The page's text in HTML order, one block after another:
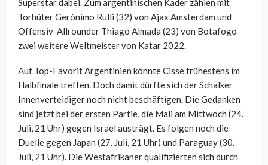
Superstar dabei. Zum argentinischen Kader zählen mit
Torhüter Gerónimo Rulli (32) von Ajax Amsterdam und
Offensiv-Allrounder Thiago Almada (23) von Botafogo
zwei weitere Weltmeister von Katar 2022.
Auf Top-Favorit Argentinien könnte Cissé frühestens im
Halbfinale treffen. Doch damit dürfte sich der Schalker
Innenverteidiger noch nicht beschäftigen. Die Gedanken
sind jetzt bei der ersten Partie, die Mali am Mittwoch (24.
Juli, 21 Uhr) gegen Israel austrägt. Es folgen noch die
Duelle gegen Japan (27. Juli, 21 Uhr) und Paraguay (30.
Juli, 21 Uhr). Die Westafrikaner qualifizierten sich durch